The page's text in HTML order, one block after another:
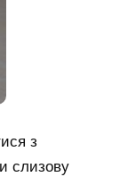
з
слизову